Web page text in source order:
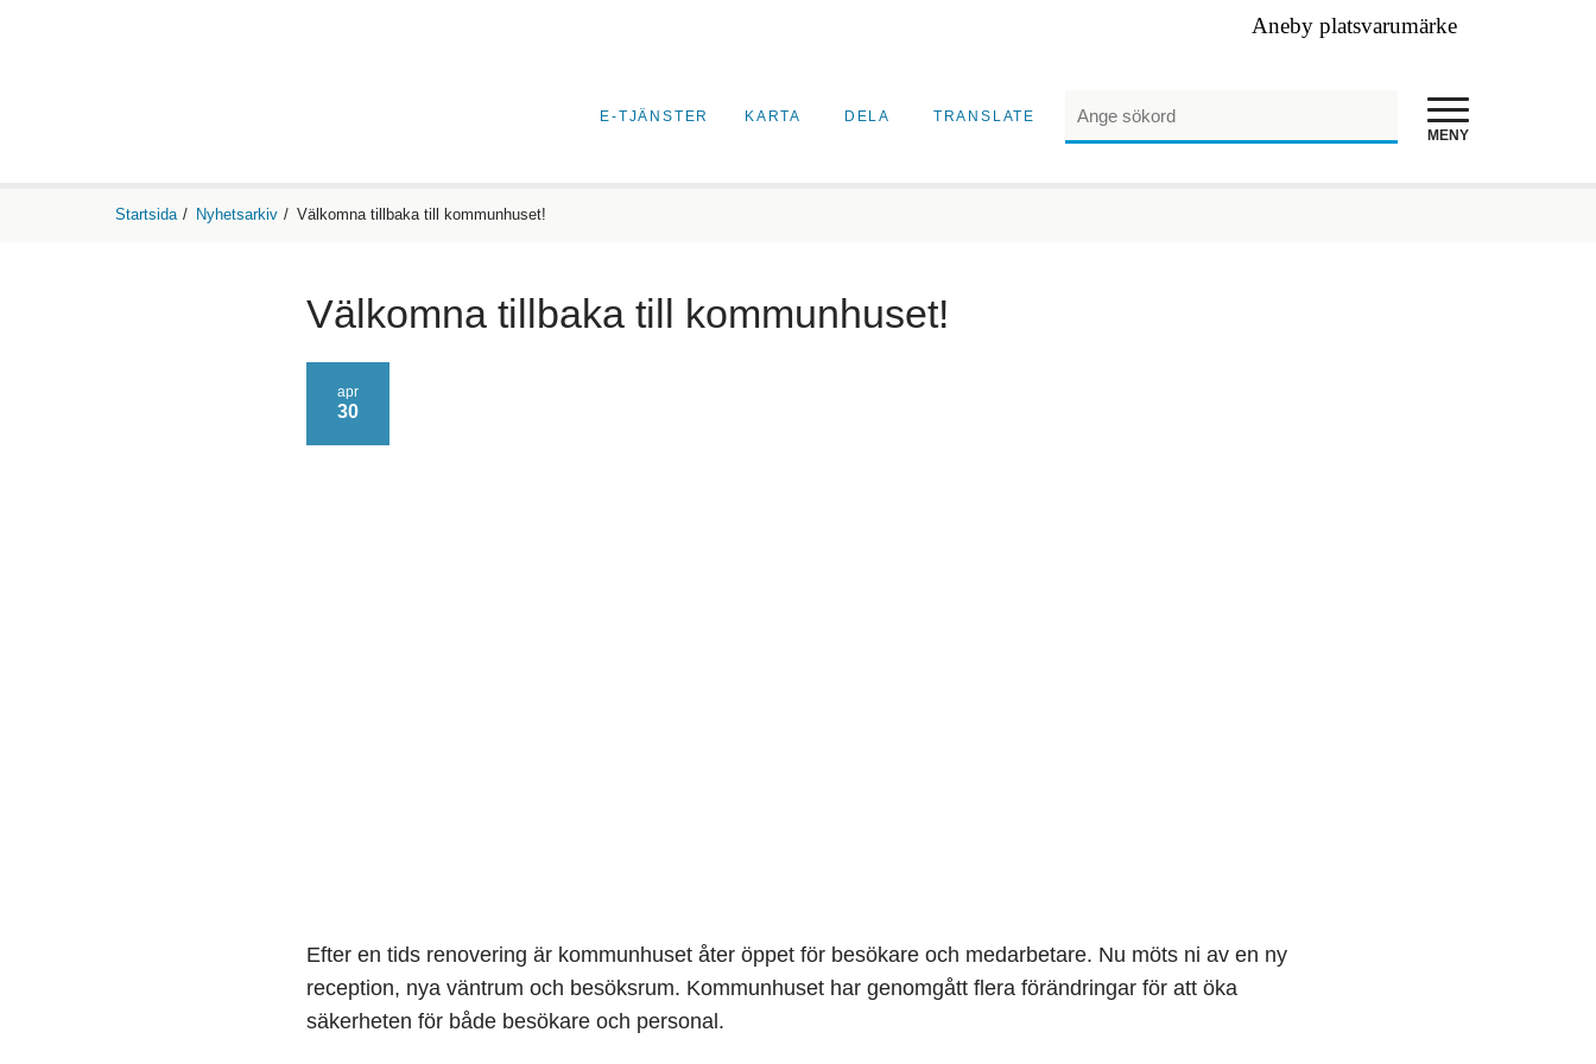
Aneby platsvarumärke
MENY
E-TJÄNSTER KARTA DELA TRANSLATE
Startsida / Nyhetsarkiv / Välkomna tillbaka till kommunhuset!
Välkomna tillbaka till kommunhuset!
apr
30
Efter en tids renovering är kommunhuset åter öppet för besökare och medarbetare. Nu möts ni av en ny
reception, nya väntrum och besöksrum. Kommunhuset har genomgått flera förändringar för att öka
säkerheten för både besökare och personal.